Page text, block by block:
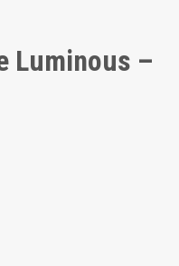
Luminous –